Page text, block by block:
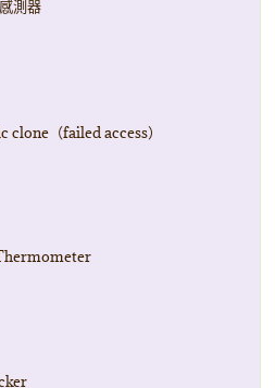
測器
clone（failed access）